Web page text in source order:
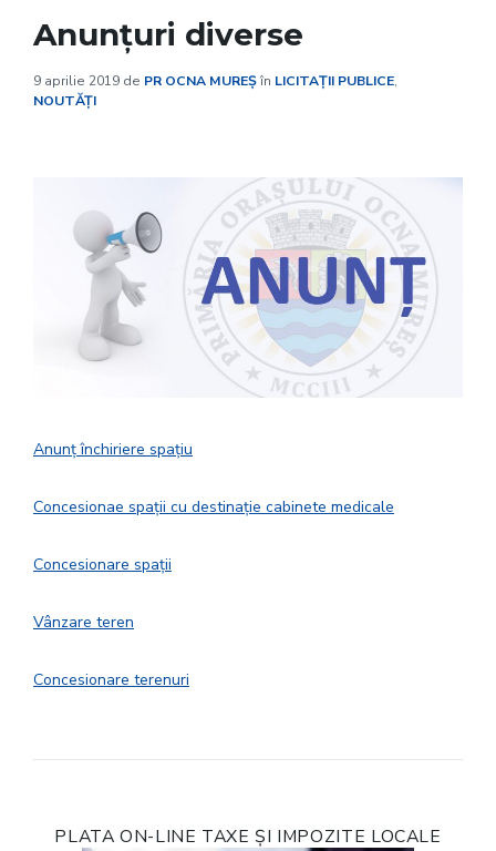
Anunțuri diverse
9 aprilie 2019 de PR OCNA MUREȘîn LICITAȚII PUBLICE,
NOUTĂȚI
Anunț închiriere spațiu
Concesionae spații cu destinație cabinete medicale
Concesionare spații
Vânzare teren
Concesionare terenuri
PLATA ON-LINE TAXE ȘI IMPOZITE LOCALE